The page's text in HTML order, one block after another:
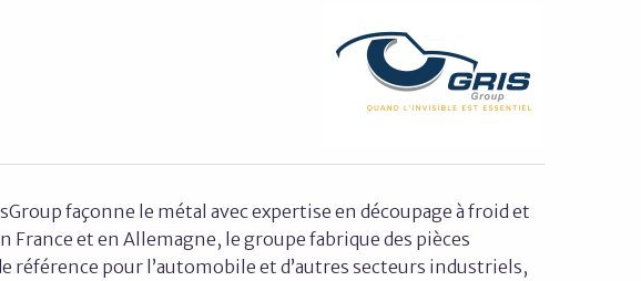
façonne le métal avec expertise en découpage à froid et
France et en Allemagne, le groupe fabrique des pièces
référence pour l’automobile et d’autres secteurs industriels,